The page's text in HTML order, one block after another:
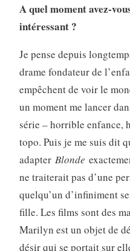
A quel moment avez-
intéressant ?
Je pense depuis
drame fondateur de
empêchent de voir le
un moment me lancer
série – horrible enfance,
topo. Puis je me suis dit
adapter Blonde
ne traiterait pas d’une
quelqu’un d’infiniment
fille. Les films sont des
Marilyn est un objet de
désir qui se portait sur